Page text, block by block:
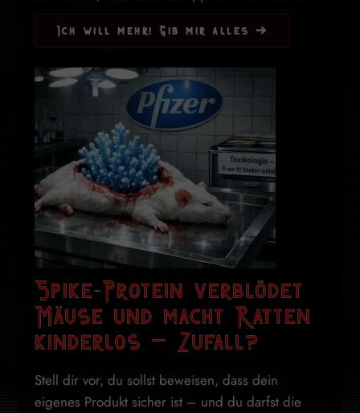
Ich will mehr! Gib mir alles ➔
Spike-Protein verblödet
Mäuse und macht Ratten
kinderlos – Zufall?
Stell dir vor, du sollst beweisen, dass dein
eigenes Produkt sicher ist – und du darfst die